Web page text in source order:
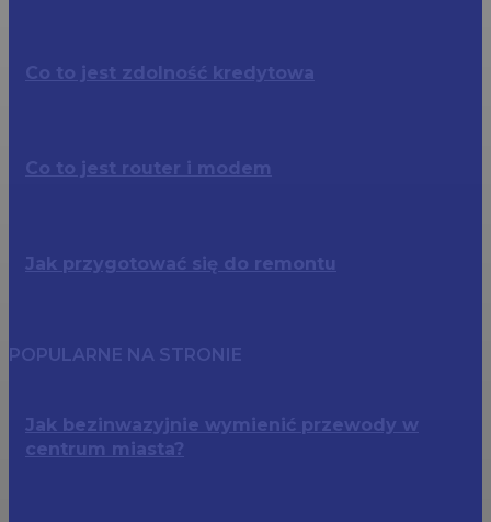
Co to jest zdolność kredytowa
Co to jest router i modem
Jak przygotować się do remontu
POPULARNE NA STRONIE
Jak bezinwazyjnie wymienić przewody w
centrum miasta?